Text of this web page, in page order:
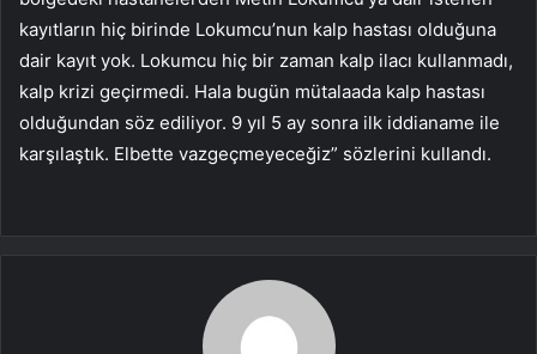
kayıtların hiç birinde Lokumcu’nun kalp hastası olduğuna
dair kayıt yok. Lokumcu hiç bir zaman kalp ilacı kullanmadı,
kalp krizi geçirmedi. Hala bugün mütalaada kalp hastası
olduğundan söz ediliyor. 9 yıl 5 ay sonra ilk iddianame ile
karşılaştık. Elbette vazgeçmeyeceğiz” sözlerini kullandı.